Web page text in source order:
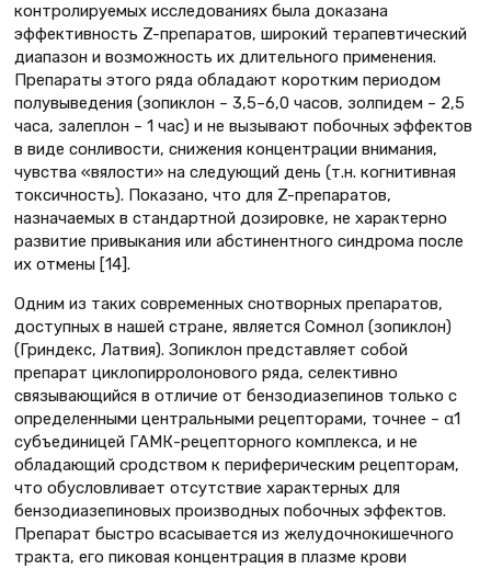
контролируемых исследованиях была доказана
эффективность Z-препаратов, широкий терапевтический
диапазон и возможность их длительного применения.
Препараты этого ряда обладают коротким периодом
полувыведения (зопиклон – 3,5–6,0 часов, золпидем – 2,5
часа, залеплон – 1 час) и не вызывают побочных эффектов
в виде сонливости, снижения концентрации внимания,
чувства «вялости» на следующий день (т.н. когнитивная
токсичность). Показано, что для Z-препаратов,
назначаемых в стандартной дозировке, не характерно
развитие привыкания или абстинентного синдрома после
их отмены [14].
Одним из таких современных снотворных препаратов,
доступных в нашей стране, является Сомнол (зопиклон)
(Гриндекс, Латвия). Зопиклон представляет собой
препарат циклопирролонового ряда, селективно
связывающийся в отличие от бензодиазепинов только с
определенными центральными рецепторами, точнее – α1
субъединицей ГАМК-рецепторного комплекса, и не
обладающий сродством к периферическим рецепторам,
что обусловливает отсутствие характерных для
бензодиазепиновых производных побочных эффектов.
Препарат быстро всасывается из желудочнокишечного
тракта, его пиковая концентрация в плазме крови